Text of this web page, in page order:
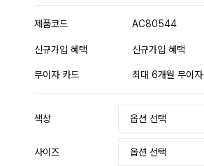
제품코드 AC80544
신규가입 혜택 신규가입 혜택
무이자 카드 최대 6개월 무이자
색상
사이즈